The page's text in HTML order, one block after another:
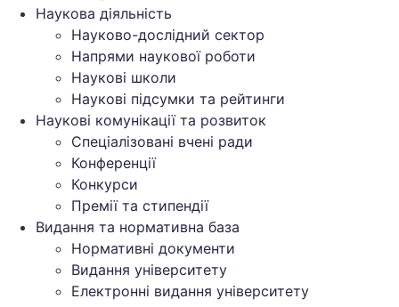
Наукова діяльність
Науково-дослідний сектор
Напрями наукової роботи
Наукові школи
Наукові підсумки та рейтинги
Наукові комунікації та розвиток
Спеціалізовані вчені ради
Конференції
Конкурси
Премії та стипендії
Видання та нормативна база
Нормативні документи
Видання університету
Електронні видання університету